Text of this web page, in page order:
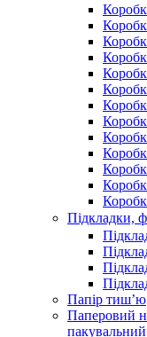
Підкладки,
Папір тиш’ю
Паперовий
пакувальний